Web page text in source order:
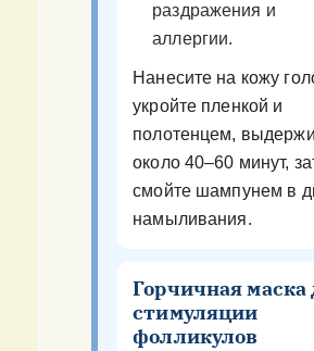
раздражения и
аллергии.
Нанесите на кожу
укройте пленкой и
полотенцем,
около 40–60 минут,
смойте шампунем в
намыливания.
Горчичная маска
стимуляции
фолликулов